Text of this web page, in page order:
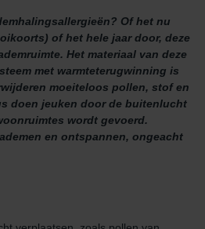
Of het nu
of het hele jaar door, deze
Het materiaal van deze
met warmteterugwinning is
moeiteloos pollen, stof en
doen jeuken door de buitenlucht
wordt gevoerd.
en ontspannen, ongeacht